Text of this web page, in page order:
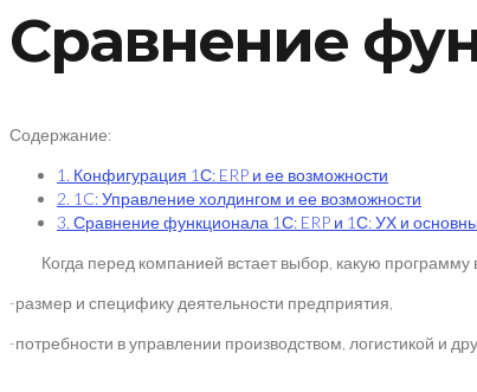
Сравнение
Содержание:
1. Конфигурация 1С: ERP и ее возможности
2. 1C: Управление холдингом и ее возможности
3. Сравнение функционала 1С: ERP и 1С: УХ и
Когда перед компанией встает выбор, какую программу
-размер и специфику деятельности предприятия,
-потребности в управлении производством, логистикой и